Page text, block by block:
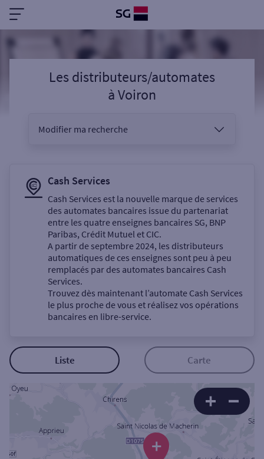
Les distributeurs/automates
àVoiron
Modifier ma recherche
Sélectionnez votre recherche
Un service
Autour de moi
Cash Services
Cash Services est la nouvelle marque de services
des automates bancaires issue du partenariat
entre les quatre enseignes bancaires SG, BNP
Paribas, Crédit Mutuel et CIC.
A partir de septembre 2024, les distributeurs
automatiques de ces enseignes sont peu à peu
remplacés par des automates bancaires Cash
Services.
Trouvez dès maintenant l’automate Cash Services
le plus proche de vous et réalisez vos opérations
bancaires en libre-service.
Liste Carte
+